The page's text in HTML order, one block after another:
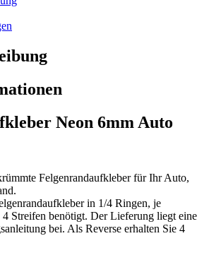
Neon 6mm Auto
Felgenrandaufkleber für Ihr Auto,
in 1/4 Ringen, je
4 Streifen benötigt. Der Lieferung liegt eine
bei. Als Reverse erhalten Sie 4